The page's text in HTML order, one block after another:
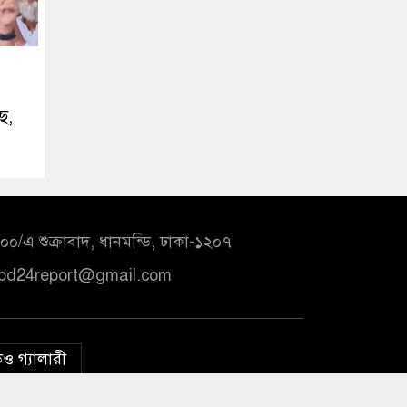
এ শুক্রাবাদ, ধানমন্ডি, ঢাকা-১২০৭
গ্যালারী